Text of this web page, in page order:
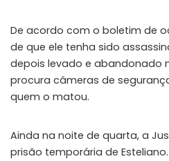
De acordo com o boletim de
de que ele tenha sido
depois levado e abandonado
procura câmeras de
quem o matou.
Ainda na noite de quarta, a
prisão temporária de